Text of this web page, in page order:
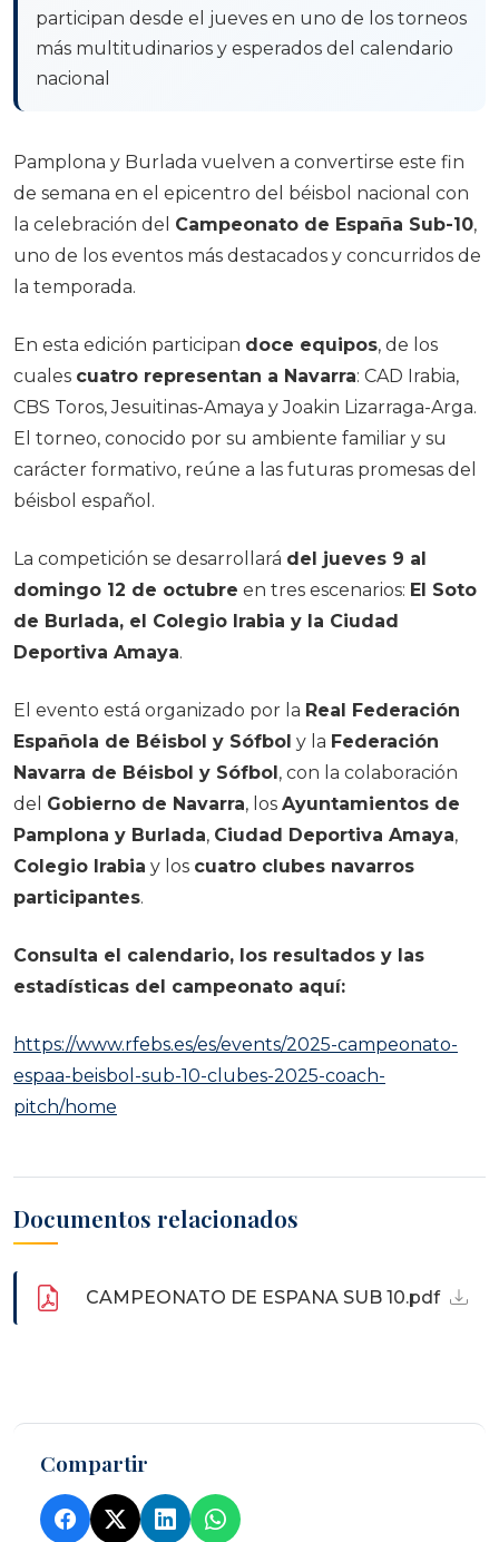
participan desde el jueves en uno de los torneos
más multitudinarios y esperados del calendario
nacional
Pamplona y Burlada vuelven a convertirse este fin
de semana en el epicentro del béisbol nacional con
la celebración del Campeonato de España Sub-10,
uno de los eventos más destacados y concurridos de
la temporada.
En esta edición participan doce equipos, de los
cuales cuatro representan a Navarra: CAD Irabia,
CBS Toros, Jesuitinas-Amaya y Joakin Lizarraga-Arga.
El torneo, conocido por su ambiente familiar y su
carácter formativo, reúne a las futuras promesas del
béisbol español.
La competición se desarrollará del jueves 9 al
domingo 12 de octubre en tres escenarios: El Soto
de Burlada, el Colegio Irabia y la Ciudad
Deportiva Amaya.
El evento está organizado por la Real Federación
Española de Béisbol y Sófbol y la Federación
Navarra de Béisbol y Sófbol, con la colaboración
del Gobierno de Navarra, los Ayuntamientos de
Pamplona y Burlada, Ciudad Deportiva Amaya,
Colegio Irabia y los cuatro clubes navarros
participantes.
Consulta el calendario, los resultados y las
estadísticas del campeonato aquí:
https://www.rfebs.es/es/events/2025-campeonato-
espaa-beisbol-sub-10-clubes-2025-coach-
pitch/home
Documentos relacionados
CAMPEONATO DE ESPANA SUB 10.pdf
Compartir